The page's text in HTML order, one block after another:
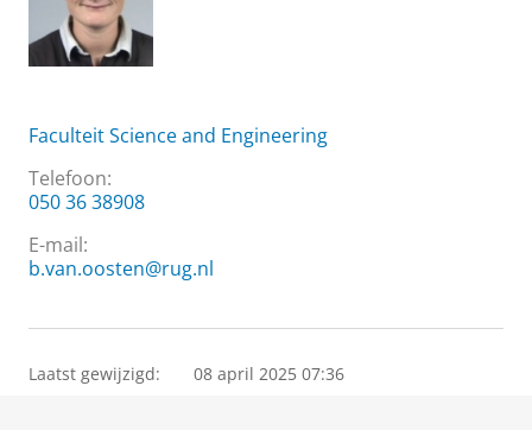
Faculteit Science and Engineering
Telefoon:
050 36 38908
E-mail:
b.van.oosten@rug.nl
Laatst gewijzigd: 08 april 2025 07:36